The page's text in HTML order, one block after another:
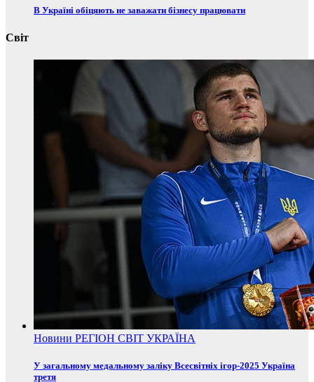
В Україні обіцяють не заважати бізнесу працювати
Світ
Новини РЕГІОН СВІТ УКРАЇНА
У загальному медальному заліку Всесвітніх ігор-2025 Україна
третя